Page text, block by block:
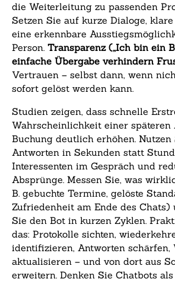
die Weiterleitung zu passenden
Setzen Sie auf kurze Dialoge,
eine erkennbare
Person. Transparenz („Ich bin ein
einfache Übergabe verhindern
Vertrauen – selbst dann, wenn
sofort gelöst werden kann.
Studien zeigen, dass schnelle
Wahrscheinlichkeit einer späteren
Buchung deutlich erhöhen. Nutzen
Antworten in Sekunden statt
Interessenten im Gespräch und
Absprünge. Messen Sie, was
B. gebuchte Termine, gelöste
Zufriedenheit am Ende des Chats)
Sie den Bot in kurzen Zyklen.
das: Protokolle sichten,
identifizieren, Antworten schärfen,
aktualisieren – und von dort aus
erweitern. Denken Sie Chatbots